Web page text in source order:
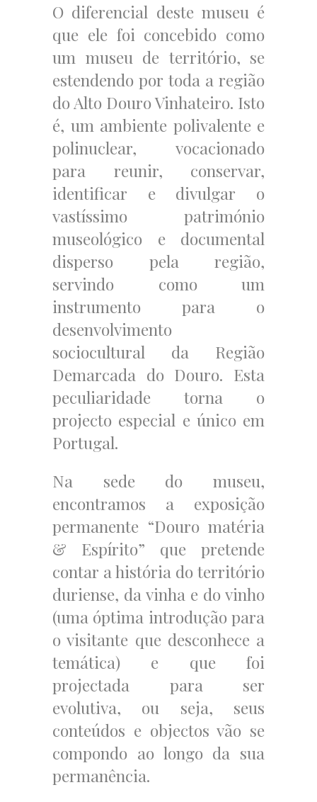
O diferencial deste museu é
que ele foi concebido como
um museu de território, se
estendendo por toda a região
do Alto Douro Vinhateiro. Isto
é, um ambiente polivalente e
polinuclear, vocacionado
para reunir, conservar,
identificar e divulgar o
vastíssimo património
museológico e documental
disperso pela região,
servindo como um
instrumento para o
desenvolvimento
sociocultural da Região
Demarcada do Douro. Esta
peculiaridade torna o
projecto especial e único em
Portugal.
Na sede do museu,
encontramos a exposição
permanente “Douro matéria
& Espírito” que pretende
contar a história do território
duriense, da vinha e do vinho
(uma óptima introdução para
o visitante que desconhece a
temática) e que foi
projectada para ser
evolutiva, ou seja, seus
conteúdos e objectos vão se
compondo ao longo da sua
permanência.